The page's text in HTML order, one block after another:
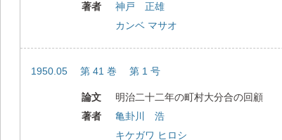
著者
神戸 正雄
カンベ マサオ
1950.05 第 41 巻 第 1 号
論文
明治二十二年の町村大分合の回顧
著者
亀卦川 浩
キケガワ ヒロシ